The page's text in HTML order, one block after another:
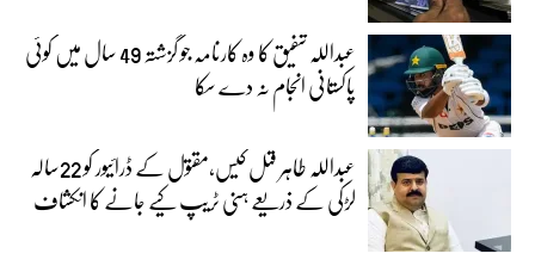
عبداللہ شفیق کا وہ کارنامہ جو گزشتہ 49 سال میں کوئی
پاکستانی انجام نہ دے سکا
عبداللہ طاہر قتل کیس،مقتول کے ڈرائیور کو 22سالہ
لڑکی کے ذریعے ہنی ٹریپ کیے جانے کا انکشاف